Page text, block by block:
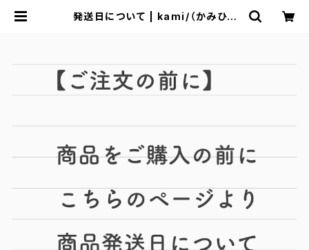
発送日について | kami/（かみひと